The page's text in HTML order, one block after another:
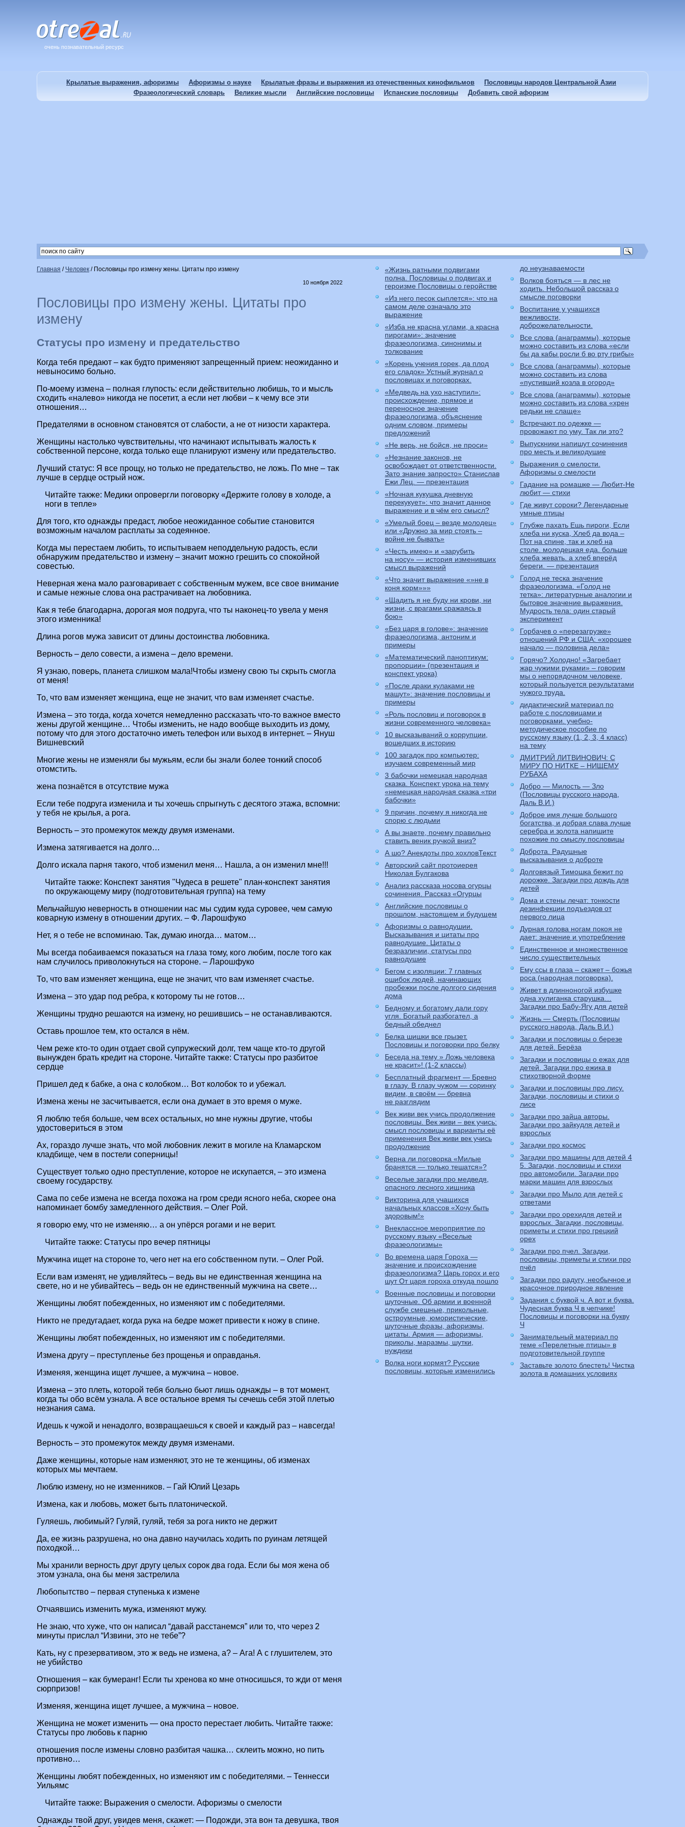
очень познавательный ресурс
Крылатые выражения, афоризмы Афоризмы о науке Крылатые фразы и выражения из отечественных кинофильмов
Пословицы народов Центральной Азии
Фразеологический словарь
Великие мысли Английские пословицы Испанские пословицы Добавить свой афоризм
Главная / Человек / Пословицы про измену жены. Цитаты про измену
10 ноября 2022
Пословицы про измену жены. Цитаты про
измену
Статусы про измену и предательство
Когда тебя предают – как будто применяют запрещенный прием: неожиданно и
невыносимо больно.
По-моему измена – полная глупость: если действительно любишь, то и мысль
сходить «налево» никогда не посетит, а если нет любви – к чему все эти
отношения…
Предателями в основном становятся от слабости, а не от низости характера.
Женщины настолько чувствительны, что начинают испытывать жалость к
собственной персоне, когда только еще планируют измену или предательство.
Лучший статус: Я все прощу, но только не предательство, не ложь. По мне – так
лучше в сердце острый нож.
Читайте также: Медики опровергли поговорку «Держите голову в холоде, а
ноги в тепле»
Для того, кто однажды предаст, любое неожиданное событие становится
возможным началом расплаты за содеянное.
Когда мы перестаем любить, то испытываем неподдельную радость, если
обнаружим предательство и измену – значит можно грешить со спокойной
совестью.
Неверная жена мало разговаривает с собственным мужем, все свое внимание
и самые нежные слова она растрачивает на любовника.
Как я тебе благодарна, дорогая моя подруга, что ты наконец-то увела у меня
этого изменника!
Длина рогов мужа зависит от длины достоинства любовника.
Верность – дело совести, а измена – дело времени.
Я узнаю, поверь, планета слишком мала!Чтобы измену свою ты скрыть смогла
от меня!
То, что вам изменяет женщина, еще не значит, что вам изменяет счастье.
Измена – это тогда, когда хочется немедленно рассказать что-то важное вместо
жены другой женщине… Чтобы изменить, не надо вообще выходить из дому,
потому что для этого достаточно иметь телефон или выход в интернет. – Януш
Вишневский
Многие жены не изменяли бы мужьям, если бы знали более тонкий способ
отомстить.
жена познаётся в отсутствие мужа
Если тебе подруга изменила и ты хочешь спрыгнуть с деcятого этажа, вспомни:
у тебя не крылья, а рога.
Верность – это промежуток между двумя изменами.
Измена затягивается на долго…
Долго искала парня такого, чтоб изменил меня… Нашла, а он изменил мне!!!
Читайте также: Конспект занятия "Чудеса в решете" план-конспект занятия
по окружающему миру (подготовительная группа) на тему
Мельчайшую неверность в отношении нас мы судим куда суровее, чем самую
коварную измену в отношении других. – Ф. Ларошфуко
Нет, я о тебе не вспоминаю. Так, думаю иногда… матом…
Мы всегда побаиваемся показаться на глаза тому, кого любим, после того как
нам случилось приволокнуться на стороне. – Ларошфуко
То, что вам изменяет женщина, еще не значит, что вам изменяет счастье.
Измена – это удар под ребра, к которому ты не готов…
Женщины трудно решаются на измену, но решившись – не останавливаются.
Оставь прошлое тем, кто остался в нём.
Чем реже кто-то один отдает свой супружеский долг, тем чаще кто-то другой
вынужден брать кредит на стороне. Читайте также: Статусы про разбитое
сердце
Пришел дед к бабке, а она с колобком… Вот колобок то и убежал.
Измена жены не засчитывается, если она думает в это время о муже.
Я люблю тебя больше, чем всех остальных, но мне нужны другие, чтобы
удостовериться в этом
Ах, гораздо лучше знать, что мой любовник лежит в могиле на Кламарском
кладбище, чем в постели соперницы!
Существует только одно преступление, которое не искупается, – это измена
своему государству.
Сама по себе измена не всегда похожа на гром среди ясного неба, скорее она
напоминает бомбу замедленного действия. – Олег Рой.
я говорю ему, что не изменяю… а он упёрся рогами и не верит.
Читайте также: Статусы про вечер пятницы
Мужчина ищет на стороне то, чего нет на его собственном пути. – Олег Рой.
Если вам изменят, не удивляйтесь – ведь вы не единственная женщина на
свете, но и не убивайтесь – ведь он не единственный мужчина на свете…
Женщины любят побежденных, но изменяют им с победителями.
Никто не предугадает, когда рука на бедре может привести к ножу в спине.
Женщины любят побежденных, но изменяют им с победителями.
Измена другу – преступленье без прощенья и оправданья.
Изменяя, женщина ищет лучшее, а мужчина – новое.
Измена – это плеть, которой тебя больно бьют лишь однажды – в тот момент,
когда ты обо всём узнала. А все остальное время ты сечешь себя этой плетью
незнания сама.
Идешь к чужой и ненадолго, возвращаешься к своей и каждый раз – навсегда!
Верность – это промежуток между двумя изменами.
Даже женщины, которые нам изменяют, это не те женщины, об изменах
которых мы мечтаем.
Люблю измену, но не изменников. – Гай Юлий Цезарь
Измена, как и любовь, может быть платонической.
Гуляешь, любимый? Гуляй, гуляй, тебя за рога никто не держит
Да, ее жизнь разрушена, но она давно научилась ходить по руинам летящей
походкой…
Мы хранили верность друг другу целых сорок два года. Если бы моя жена об
этом узнала, она бы меня застрелила
Любопытство – первая ступенька к измене
Отчаявшись изменить мужа, изменяют мужу.
Не знаю, что хуже, что он написал “давай расстанемся” или то, что через 2
минуты прислал “Извини, это не тебе”?
Кать, ну с презервативом, это ж ведь не измена, а? – Ага! А с глушителем, это
не убийство
Отношения – как бумеранг! Если ты хренова ко мне относишься, то жди от меня
сюрпризов!
Изменяя, женщина ищет лучшее, а мужчина – новое.
Женщина не может изменить — она просто перестает любить. Читайте также:
Статусы про любовь к парню
отношения после измены словно разбитая чашка… склеить можно, но пить
противно…
Женщины любят побежденных, но изменяют им с победителями. – Теннесси
Уильямс
Читайте также: Выражения о смелости. Афоризмы о смелости
Однажды твой друг, увидев меня, скажет: — Подожди, эта вон та девушка, твоя
«Жизнь ратными подвигами
полна. Пословицы о подвигах и
героизме Пословицы о геройстве
«Из него песок сыплется»: что на
самом деле означало это
выражение
«Изба не красна углами, а красна
пирогами»: значение
фразеологизма, синонимы и
толкование
«Корень учения горек, да плод
его сладок» Устный журнал о
пословицах и поговорках.
«Медведь на ухо наступил»:
происхождение, прямое и
переносное значение
фразеологизма, объяснение
одним словом, примеры
предложений
«Не верь, не бойся, не проси»
«Незнание законов, не
освобождает от ответственности.
Зато знание запросто» Станислав
Ежи Лец. — презентация
«Ночная кукушка дневную
перекукует»: что значит данное
выражение и в чём его смысл?
«Умелый боец – везде молодец»
или «Дружно за мир стоять –
войне не бывать»
«Честь имею» и «зарубить
на носу» — история изменивших
смысл выражений
«Что значит выражение «»не в
коня корм»»»
«Щадить я не буду ни крови, ни
жизни, с врагами сражаясь в
бою»
«Без царя в голове»: значение
фразеологизма, антоним и
примеры
«Математический паноптикум:
пропорции» (презентация и
конспект урока)
«После драки кулаками не
машут»: значение пословицы и
примеры
«Роль пословиц и поговорок в
жизни современного человека»
10 высказываний о коррупции,
вошедших в историю
100 загадок про компьютер:
изучаем современный мир
3 бабочки немецкая народная
сказка. Конспект урока на тему
«немецкая народная сказка «три
бабочки»
9 причин, почему я никогда не
спорю с людьми
А вы знаете, почему правильно
ставить веник ручкой вниз?
А шо? Анекдоты про хохловТекст
Авторский сайт протоиерея
Николая Булгакова
Анализ рассказа носова огурцы
сочинения. Рассказ «Огурцы
Английские пословицы о
прошлом, настоящем и будущем
Афоризмы о равнодушии.
Высказывания и цитаты про
равнодушие. Цитаты о
безразличии, статусы про
равнодушие
Бегом с изоляции: 7 главных
ошибок людей, начинающих
пробежки после долгого сидения
дома
Бедному и богатому дали гору
угля. Богатый разбогател, а
бедный обеднел
Белка шишки все грызет.
Пословицы и поговорки про белку
Беседа на тему » Ложь человека
не красит»! (1-2 классы)
Бесплатный фрагмент — Бревно
в глазу. В глазу чужом — соринку
видим, в своём — бревна
не разглядим
Век живи век учись продолжение
пословицы. Век живи – век учись:
смысл пословицы и варианты её
применения Век живи век учись
продолжение
Верна ли поговорка «Милые
бранятся — только тешатся»?
Веселые загадки про медведя,
опасного лесного хищника
Викторина для учащихся
начальных классов «Хочу быть
здоровым!»
Внеклассное мероприятие по
русскому языку «Веселые
фразеологизмы»
Во времена царя Гороха —
значение и происхождение
фразеологизма? Царь горох и его
шут От царя гороха откуда пошло
Военные пословицы и поговорки
шуточные. Об армии и военной
службе смешные, прикольные,
остроумные, юмористические,
шуточные фразы, афоризмы,
цитаты. Армия — афоризмы,
приколы, маразмы, шутки,
нуждики
Волка ноги кормят? Русские
пословицы, которые изменились
до неузнаваемости
Волков бояться — в лес не
ходить. Небольшой рассказ о
смысле поговорки
Воспитание у учащихся
вежливости,
доброжелательности.
Все слова (анаграммы), которые
можно составить из слова «если
бы да кабы росли б во рту грибы»
Все слова (анаграммы), которые
можно составить из слова
«пустивший козла в огород»
Все слова (анаграммы), которые
можно составить из слова «хрен
редьки не слаще»
Встречают по одежке —
провожают по уму. Так ли это?
Выпускники напишут сочинения
про месть и великодушие
Выражения о смелости.
Афоризмы о смелости
Гадание на ромашке — Любит-Не
любит — стихи
Где живут сороки? Легендарные
умные птицы
Глубже пахать Ешь пироги, Если
хлеба ни куска, Хлеб да вода –
Пот на спине, так и хлеб на
столе. молодецкая еда. больше
хлеба жевать. а хлеб вперёд
береги. — презентация
Голод не теска значение
фразеологизма. «Голод не
тетка»: литературные аналогии и
бытовое значение выражения.
Мудрость тела: один старый
эксперимент
Горбачев о «перезагрузке»
отношений РФ и США: «хорошее
начало — половина дела»
Горячо? Холодно! «Загребает
жар чужими руками» – говорим
мы о непорядочном человеке,
который пользуется результатами
чужого труда.
дидактический материал по
работе с пословицами и
поговорками. учебно-
методическое пособие по
русскому языку (1, 2, 3, 4 класс)
на тему
ДМИТРИЙ ЛИТВИНОВИЧ: С
МИРУ ПО НИТКЕ – НИЩЕМУ
РУБАХА
Добро — Милость — Зло
(Пословицы русского народа,
Даль В.И.)
Доброе имя лучше большого
богатства, и добрая слава лучше
серебра и золота напишите
похожие по смыслу пословицы
Доброта. Радушные
высказывания о доброте
Долговязый Тимошка бежит по
дорожке. Загадки про дождь для
детей
Дома и стены лечат: тонкости
дезинфекции подъездов от
первого лица
Дурная голова ногам покоя не
дает: значение и употребление
Единственное и множественное
число существительных
Ему ссы в глаза – скажет – божья
роса (народная поговорка).
Живет в длинноногой избушке
одна хулиганка старушка…
Загадки про Бабу-Ягу для детей
Жизнь — Смерть (Пословицы
русского народа, Даль В.И.)
Загадки и пословицы о березе
для детей. Берёза
Загадки и пословицы о ежах для
детей. Загадки про ежика в
стихотворной форме
Загадки и пословицы про лису.
Загадки, пословицы и стихи о
лисе
Загадки про зайца авторы.
Загадки про зайкудля детей и
взрослых
Загадки про космос
Загадки про машины для детей 4
5. Загадки, пословицы и стихи
про автомобили. Загадки про
марки машин для взрослых
Загадки про Мыло для детей с
ответами
Загадки про орехидля детей и
взрослых. Загадки, пословицы,
приметы и стихи про грецкий
орех
Загадки про пчел. Загадки,
пословицы, приметы и стихи про
пчёл
Загадки про радугу, необычное и
красочное природное явление
Задания с буквой ч. А вот и буква.
Чудесная буква Ч в чепчике!
Пословицы и поговорки на букву
Ч
Занимательный материал по
теме «Перелетные птицы» в
подготовительной группе
Заставьте золото блестеть! Чистка
золота в домашних условиях